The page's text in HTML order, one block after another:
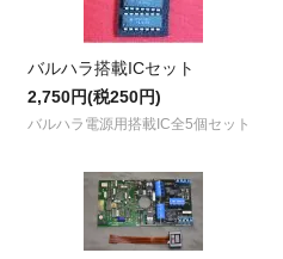
バルハラ搭載ICセット
2,750円(税250円)
バルハラ電源用搭載IC全5個セット